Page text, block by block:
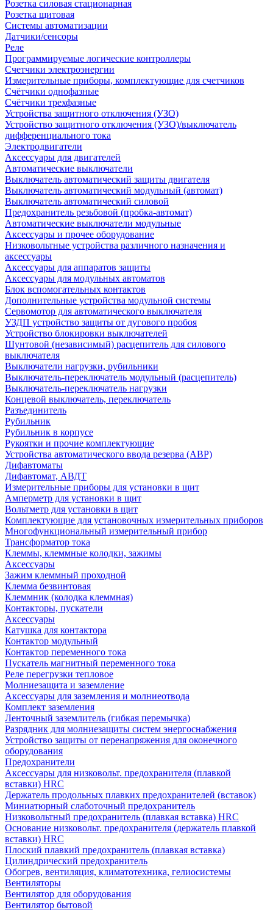
Розетка силовая стационарная
Розетка щитовая
Системы автоматизации
Датчики/сенсоры
Реле
Программируемые логические контроллеры
Счетчики электроэнергии
Измерительные приборы, комплектующие для счетчиков
Счётчики однофазные
Счётчики трехфазные
Устройства защитного отключения (УЗО)
Устройство защитного отключения (УЗО)/выключатель
дифференциального тока
Электродвигатели
Аксессуары для двигателей
Автоматические выключатели
Выключатель автоматический защиты двигателя
Выключатель автоматический модульный (автомат)
Выключатель автоматический силовой
Предохранитель резьбовой (пробка-автомат)
Автоматические выключатели модульные
Аксессуары и прочее оборудование
Низковольтные устройства различного назначения и
аксессуары
Аксессуары для аппаратов защиты
Аксессуары для модульных автоматов
Блок вспомогательных контактов
Дополнительные устройства модульной системы
Сервомотор для автоматического выключателя
УЗДП устройство защиты от дугового пробоя
Устройство блокировки выключателей
Шунтовой (независимый) расцепитель для силового
выключателя
Выключатели нагрузки, рубильники
Выключатель-переключатель модульный (расцепитель)
Выключатель-переключатель нагрузки
Концевой выключатель, переключатель
Разъединитель
Рубильник
Рубильник в корпусе
Рукоятки и прочие комплектующие
Устройства автоматического ввода резерва (АВР)
Дифавтоматы
Дифавтомат, АВДТ
Измерительные приборы для установки в щит
Амперметр для установки в щит
Вольтметр для установки в щит
Комплектующие для установочных измерительных приборов
Многофункциональный измерительный прибор
Трансформатор тока
Клеммы, клеммные колодки, зажимы
Аксессуары
Зажим клеммный проходной
Клемма безвинтовая
Клеммник (колодка клеммная)
Контакторы, пускатели
Аксессуары
Катушка для контактора
Контактор модульный
Контактор переменного тока
Пускатель магнитный переменного тока
Реле перегрузки тепловое
Молниезащита и заземление
Аксессуары для заземления и молниеотвода
Комплект заземления
Ленточный заземлитель (гибкая перемычка)
Разрядник для молниезащиты систем энергоснабжения
Устройство защиты от перенапряжения для оконечного
оборудования
Предохранители
Аксессуары для низковольт. предохранителя (плавкой
вставки) HRC
Держатель продольных плавких предохранителей (вставок)
Миниатюрный слаботочный предохранитель
Низковольтный предохранитель (плавкая вставка) HRC
Основание низковольт. предохранителя (держатель плавкой
вставки) HRC
Плоский плавкий предохранитель (плавкая вставка)
Цилиндрический предохранитель
Обогрев, вентиляция, климатотехника, гелиосистемы
Вентиляторы
Вентилятор для оборудования
Вентилятор бытовой